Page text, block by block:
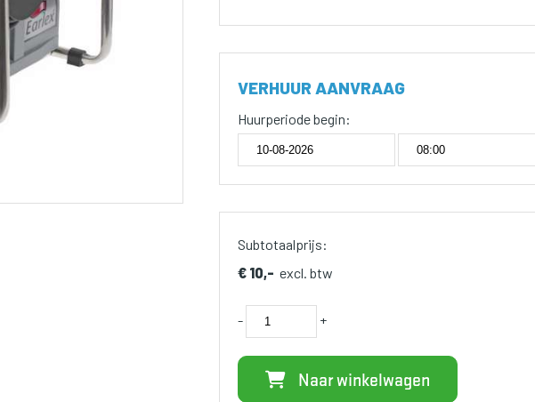
VERHUUR AANVRAAG
Huurperiode begin:
Subtotaalprijs:
€ 10,- excl. btw
- +
Naar winkelwagen